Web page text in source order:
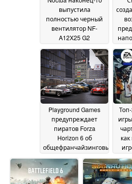
выпустила
полностью черный
вентилятор NF-
A12X25 G2
цене $3513 May 2026
Playground Games
предупреждает
пиратов Forza
Horizon 6 об
общефранчайзинговых
запретах13 May 2026